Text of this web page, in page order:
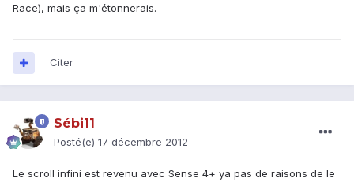
Race), mais ça m'étonnerais.
Citer
Sébi11
Posté(e) 17 décembre 2012
Le scroll infini est revenu avec Sense 4+ ya pas de raisons de le